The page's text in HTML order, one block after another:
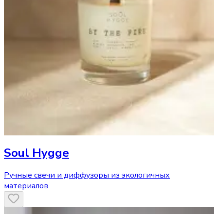
Soul Hygge
Ручные свечи и диффузоры из экологичных
материалов